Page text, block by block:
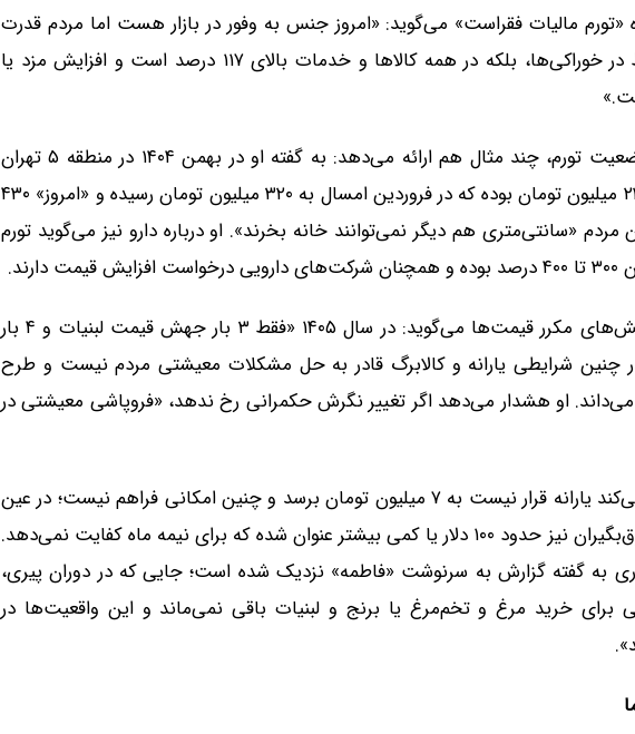
«تورم مالیات فقراست» می‌گوید: «امروز جنس به وفور در بازار هست اما مردم قدرت
خرید ندارند؛ تورم واقعی نه فقط در خوراکی‌ها، بلکه در همه کالاها و خدمات بالای ۱۱۷ درصد است و افزایش مزد یا
این فعال کارگری برای توضیح وضعیت تورم، چند مثال هم ارائه می‌دهد: به گفته او در بهمن ۱۴۰۴ در منطقه ۵ تهران
میانگین قیمت آپارتمان متری ۲۲۰ میلیون تومان بوده که در فروردین امسال به ۳۲۰ میلیون تومان رسیده و «امروز» ۴۳۰
مردم «سانتی‌متری هم دیگر نمی‌توانند خانه بخرند». او درباره دارو نیز می‌گوید تورم
در پایان، توفیقی با اشاره به جهش‌های مکرر قیمت‌ها می‌گوید: در سال ۱۴۰۵ «فقط ۳ بار جهش قیمت لبنیات و ۴ بار
شرایطی یارانه و کالابرگ قادر به حل مشکلات معیشتی مردم نیست و طرح
می‌داند. او هشدار می‌دهد اگر تغییر نگرش حکمرانی رخ ندهد، «فروپاشی معیشتی در
گزارش ایلنا در جمع‌بندی تأکید می‌کند یارانه قرار نیست به ۷ میلیون تومان برسد و چنین امکانی فراهم نیست؛ در عین
حال «دستمزد واقعی» مزد و حقوق‌بگیران نیز حدود ۱۰۰ دلار یا کمی بیشتر عنوان شده که برای نیمه ماه کفایت نمی‌دهد.
به گفته گزارش به سرنوشت «فاطمه» نزدیک شده است؛ جایی که در دوران پیری،
برای خرید مرغ و تخم‌مرغ یا برنج و لبنیات باقی نمی‌ماند و این واقعیت‌ها در